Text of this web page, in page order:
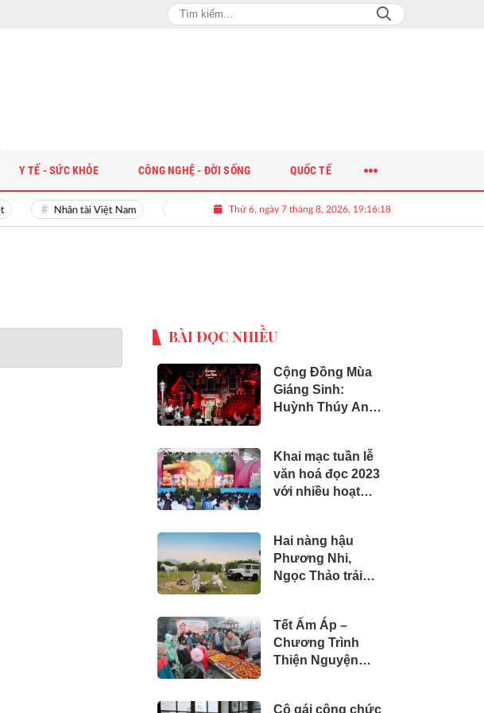
Nhân tài Việt Nam Giải bài toán nguồn nhân lực chất lượng cao cho doanh nghiệp
Thứ 6, ngày 7 tháng 8, 2026, 19:16:18
Y TẾ - SỨC KHỎE CÔNG NGHỆ - ĐỜI SỐNG QUỐC TẾ
BÀI ĐỌC NHIỀU
Cộng Đồng Mùa
Giáng Sinh:
Huỳnh Thúy An
Làng Giáng Sinh
Tại GEM Center
2024
Khai mạc tuần lễ
văn hoá đọc 2023
với nhiều hoạt
Hai nàng hậu
Phương Nhi,
Ngọc Thảo trải
Nguyên Legend
Tết Ấm Áp –
Chương Trình
Thiện Nguyện
Cô gái công chức